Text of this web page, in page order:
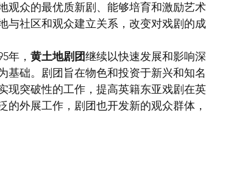
观众的最优质新剧、能够培育和激励艺术
与社区和观众建立关系，改变对戏剧的成
年， 黄土地剧团继续以快速发展和影响深
基础。剧团旨在物色和投资于新兴和知名
现突破性的工作，提高英籍东亚戏剧在英
外展工作，剧团也开发新的观众群体，